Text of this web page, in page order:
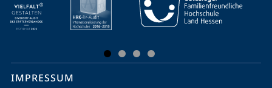
Service-
Navigation
Social
IMPRESSUM